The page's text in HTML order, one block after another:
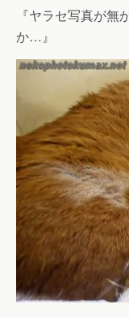
『ヤラセ写真が
か…』